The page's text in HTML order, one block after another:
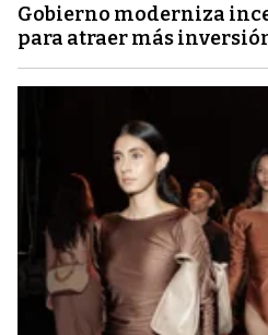
Gobierno moderniza
para atraer más